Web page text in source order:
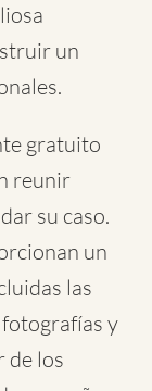
un
gratuito
reunir
su caso.
un
las
y
de los